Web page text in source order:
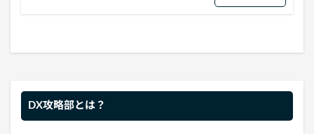
DX攻略部とは？